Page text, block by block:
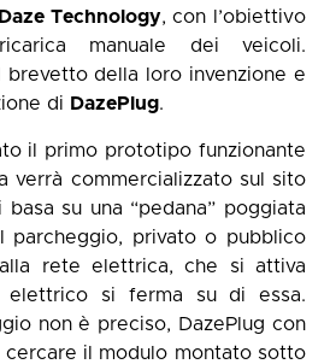
Daze Technology, con l’obiettivo
manuale dei veicoli.
brevetto della loro invenzione e
di DazePlug.
il primo prototipo funzionante
verrà commercializzato sul sito
basa su una “pedana” poggiata
parcheggio, privato o pubblico
rete elettrica, che si attiva
elettrico si ferma su di essa.
non è preciso, DazePlug con
cercare il modulo montato sotto